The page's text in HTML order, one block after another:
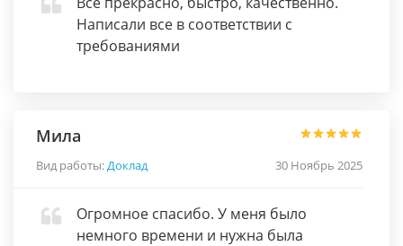
Написали все в соответствии с
требованиями
Мила
Вид работы:Доклад 30 Ноябрь 2025
Огромное спасибо. У меня было
немного времени и нужна была